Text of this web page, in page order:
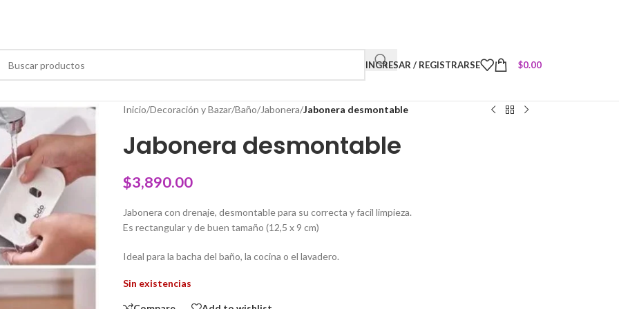
INGRESAR / REGISTRARSE $0.00
Inicio/Decoración y Bazar/Baño/Jabonera/Jabonera desmontable
Jabonera desmontable
$3,890.00
Jabonera con drenaje, desmontable para su correcta y facil limpieza.
Es rectangular y de buen tamaño (12,5 x 9 cm)
Ideal para la bacha del baño, la cocina o el lavadero.
Sin existencias